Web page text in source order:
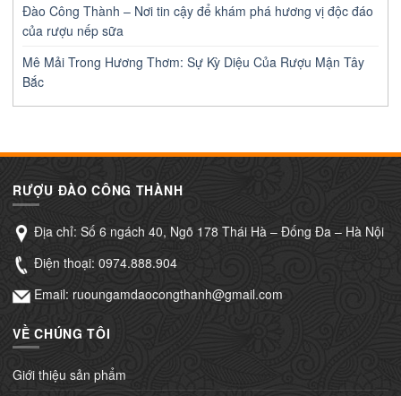
Đào Công Thành – Nơi tin cậy để khám phá hương vị độc đáo
của rượu nếp sữa
Mê Mải Trong Hương Thơm: Sự Kỳ Diệu Của Rượu Mận Tây
Bắc
RƯỢU ĐÀO CÔNG THÀNH
Địa chỉ: Số 6 ngách 40, Ngõ 178 Thái Hà – Đống Đa – Hà Nội
Điện thoại: 0974.888.904
Email: ruoungamdaocongthanh@gmail.com
VỀ CHÚNG TÔI
Giới thiệu sản phẩm